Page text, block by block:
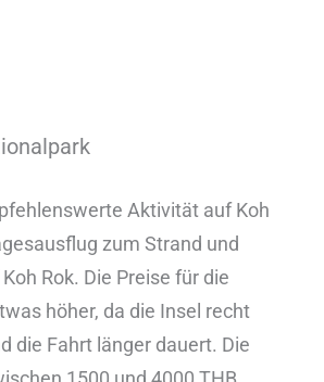
Aktivität auf Koh
zum Strand und
Rok. Die Preise für die
höher, da die Insel recht
die Fahrt länger dauert. Die